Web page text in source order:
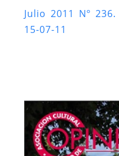
Julio 2011 Nº 236.
15-07-11